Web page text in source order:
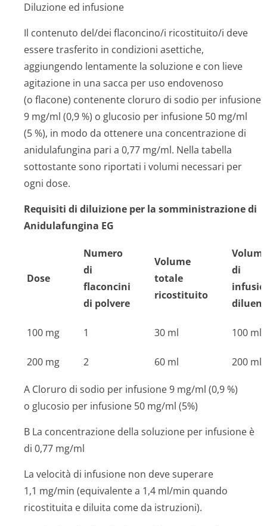
Diluzione ed infusione
Il contenuto del/dei flaconcino/i ri­costituito/i de­ve
essere trasferito in condizioni asettiche,
aggiungendo lentamente la soluzione e con lieve
agitazione in una sacca per uso endovenoso
(o flacone) contenente cloruro di sodio per infusione
9 mg/ml (0,9 %) o glucosio per infusione 50 mg/ml
(5 %), in modo da ottenere una concentrazione di
anidulafungina pari a 0,77 mg/ml. Nella tabella
sottostante sono riportati i volumi necessari per
ogni dose.
Requisiti di diluizione per la somministrazione di
Anidulafungina EG
Dose
Numero
di
flaconcini
di polvere
Volume
totale
ricostituito
di
100 mg 1 30 ml 100 ml
200 mg 2 60 ml 200 ml
A Cloruro di sodio per infusione 9 mg/ml (0,9 %)
o glucosio per infusione 50 mg/ml (5%)
B La concentrazione della soluzione per infusione è
di 0,77 mg/ml
La velocità di infusione non deve superare
1,1 mg/min (equivalente a 1,4 ml/min quando
ricostituita e diluita come da istruzioni).